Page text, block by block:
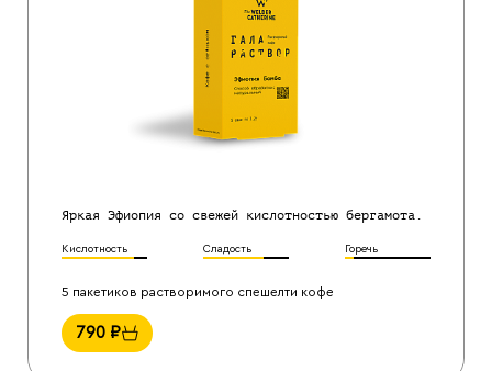
Яркая Эфиопия со свежей кислотностью бергамота.
Кислотность Сладость Горечь
5 пакетиков растворимого спешелти кофе
790 ₽